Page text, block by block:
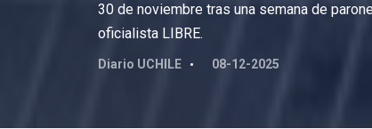
30 de noviembre tras una semana de
oficialista LIBRE.
Diario UCHILE 08-12-2025